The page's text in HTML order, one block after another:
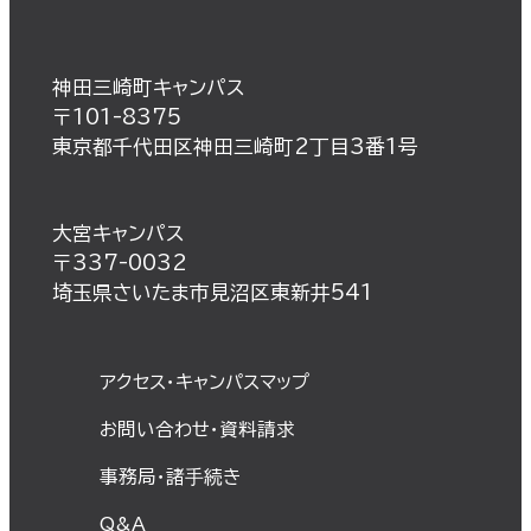
神田三崎町キャンパス
〒101-8375
東京都千代田区神田三崎町2丁目3番1号
大宮キャンパス
〒337-0032
埼玉県さいたま市見沼区東新井541
アクセス・キャンパスマップ
お問い合わせ・資料請求
事務局・諸⼿続き
Q&A